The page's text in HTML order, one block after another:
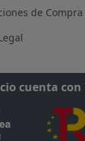
de Compra
cuenta